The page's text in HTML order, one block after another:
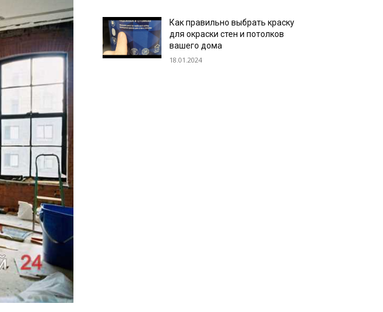
Как правильно выбрать краску
для окраски стен и потолков
вашего дома
18.01.2024